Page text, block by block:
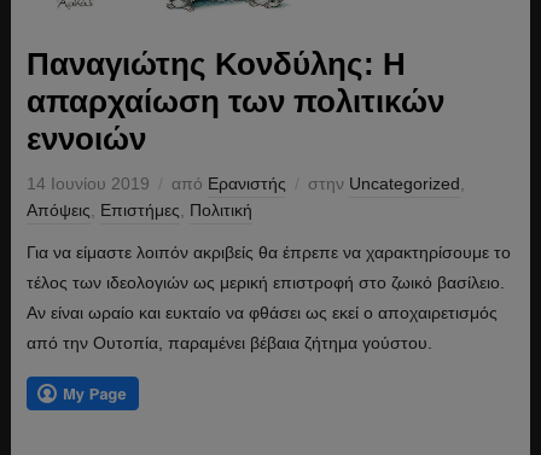
Παναγιώτης Κονδύλης: Η
απαρχαίωση των πολιτικών
εννοιών
14 Ιουνίου 2019 από Ερανιστής στην Uncategorized
Απόψεις
Επιστήμες Πολιτική
Για να είμαστε λοιπόν ακριβείς θα έπρεπε να χαρακτηρίσουμε το
τέλος των ιδεολογιών ως μερική επιστροφή στο ζωικό βασίλειο.
Αν είναι ωραίο και ευκταίο να φθάσει ως εκεί ο αποχαιρετισμός
από την Ουτοπία, παραμένει βέβαια ζήτημα γούστου.